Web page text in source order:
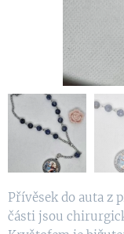
Přívěsek do auta z
části jsou